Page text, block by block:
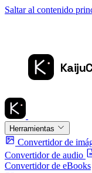
Saltar al contenido
Herramientas
Convertidor de
Convertidor de audio
Convertidor de eBooks